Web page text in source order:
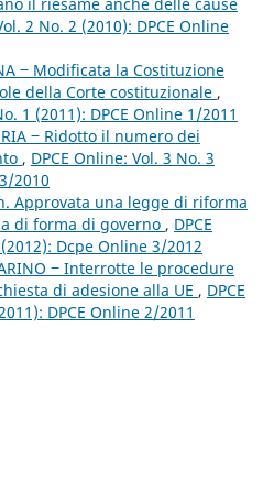
2 No. 2 (2010): DPCE Online
‒ Modificata la Costituzione
della Corte costituzionale ,
1 (2011): DPCE Online 1/2011
‒ Ridotto il numero dei
, DPCE Online: Vol. 3 No. 3
2010
Approvata una legge di riforma
di forma di governo , DPCE
Dcpe Online 3/2012
‒ Interrotte le procedure
di adesione alla UE , DPCE
DPCE Online 2/2011